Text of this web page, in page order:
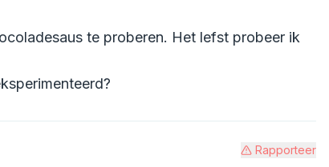
te proberen. Het lefst probeer ik
Rapporteer